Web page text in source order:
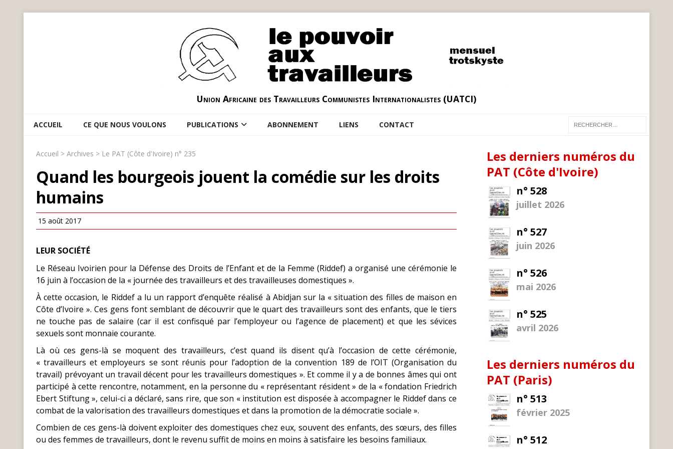
Union Africaine des Travailleurs Communistes Internationalistes (UATCI)
ACCUEIL CE QUE NOUS VOULONS PUBLICATIONS ABONNEMENT LIENS CONTACT
Accueil > Archives > Le PAT (Côte d'Ivoire) n° 235
Quand les bourgeois jouent la comédie sur les droits
humains
15 août 2017
LEUR SOCIÉTÉ
Le Réseau Ivoirien pour la Défense des Droits de l’Enfant et de la Femme (Riddef) a organisé une cérémonie le
16 juin à l’occasion de la « journée des travailleurs et des travailleuses domestiques ».
À cette occasion, le Riddef a lu un rapport d’enquête réalisé à Abidjan sur la « situation des filles de maison en
Côte d’Ivoire ». Ces gens font semblant de découvrir que le quart des travailleurs sont des enfants, que le tiers
ne touche pas de salaire (car il est confisqué par l’employeur ou l’agence de placement) et que les sévices
sexuels sont monnaie courante.
Là où ces gens-là se moquent des travailleurs, c’est quand ils disent qu’à l’occasion de cette cérémonie,
« travailleurs et employeurs se sont réunis pour l’adoption de la convention 189 de l’OIT (Organisation du
travail) prévoyant un travail décent pour les travailleurs domestiques ». Et comme il y a de bonnes âmes qui ont
participé à cette rencontre, notamment, en la personne du « représentant résident » de la « fondation Friedrich
Ebert Stiftung », celui-ci a déclaré, sans rire, que son « institution est disposée à accompagner le Riddef dans ce
combat de la valorisation des travailleurs domestiques et dans la promotion de la démocratie sociale ».
Combien de ces gens-là doivent exploiter des domestiques chez eux, souvent des enfants, des sœurs, des filles
ou des femmes de travailleurs, dont le revenu suffit de moins en moins à satisfaire les besoins familiaux.
Les derniers numéros du
PAT (Côte d'Ivoire)
n° 528
juillet 2026
n° 527
juin 2026
n° 526
mai 2026
n° 525
avril 2026
Les derniers numéros du
PAT (Paris)
n° 513
février 2025
n° 512